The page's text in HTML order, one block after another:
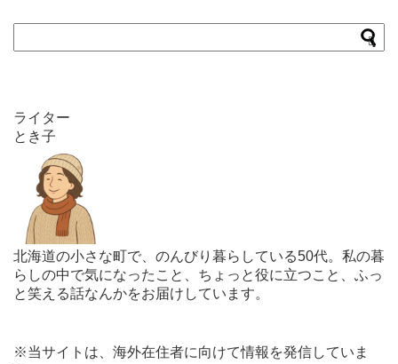
ライター
とき子
北海道の小さな町で、のんびり暮らしている50代。私の暮
らしの中で気になったこと、ちょっと役に立つこと、ふっ
と笑える話なんかをお届けしています。
※当サイトは、海外在住者に向けて情報を発信していま